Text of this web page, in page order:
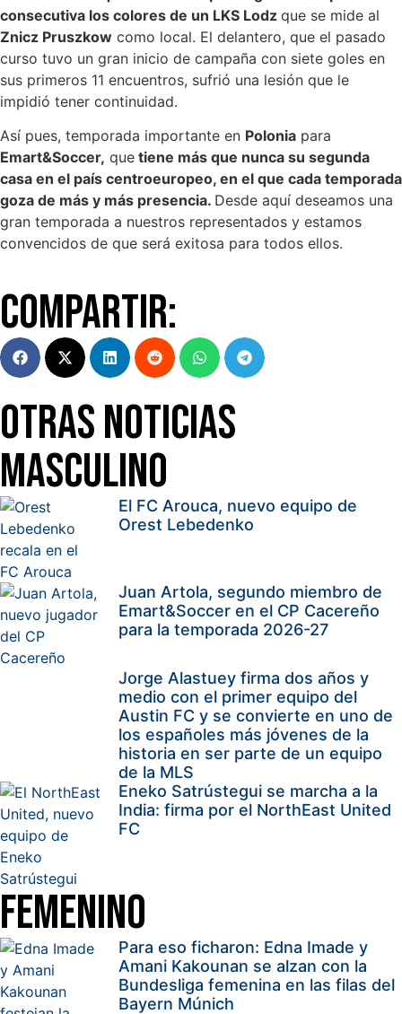
consecutiva los colores de un LKS Lodz que se mide al
Znicz Pruszkow como local. El delantero, que el pasado
curso tuvo un gran inicio de campaña con siete goles en
sus primeros 11 encuentros, sufrió una lesión que le
impidió tener continuidad.
Así pues, temporada importante en Polonia para
Emart&Soccer, que tiene más que nunca su segunda
casa en el país centroeuropeo, en el que cada temporada
goza de más y más presencia. Desde aquí deseamos una
gran temporada a nuestros representados y estamos
convencidos de que será exitosa para todos ellos.
Compartir:
Otras Noticias
Masculino
El FC Arouca, nuevo equipo de
Orest Lebedenko
Juan Artola, segundo miembro de
Emart&Soccer en el CP Cacereño
para la temporada 2026-27
Jorge Alastuey firma dos años y
medio con el primer equipo del
Austin FC y se convierte en uno de
los españoles más jóvenes de la
historia en ser parte de un equipo
de la MLS
Eneko Satrústegui se marcha a la
India: firma por el NorthEast United
FC
Femenino
Para eso ficharon: Edna Imade y
Amani Kakounan se alzan con la
Bundesliga femenina en las filas del
Bayern Múnich